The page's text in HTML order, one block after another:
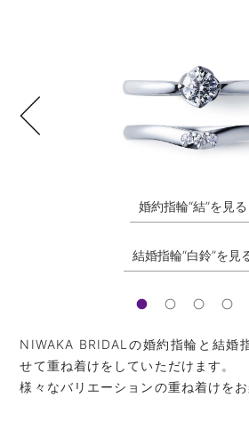
婚約指輪“結”を見る
結婚指輪“白鈴”を見
NIWAKA BRIDALの婚約指輪と結婚
せて重ね着けをしていただけます。
様々なバリエーションの重ね着けをお